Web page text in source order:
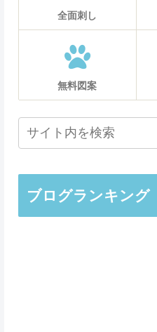
全面刺し
無料図案
ブログランキング